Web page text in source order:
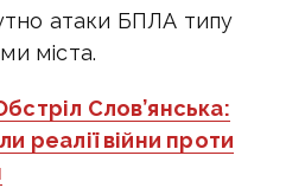
атаки БПЛА типу
міста.
Слов’янська:
реалії війни проти